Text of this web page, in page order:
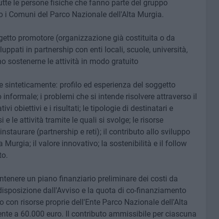
le persone fisiche che fanno parte del gruppo
i Comuni del Parco Nazionale dell'Alta Murgia.
promotore (organizzazione già costituita o da
in partnership con enti locali, scuole, università,
sostenerne le attività in modo gratuito
profilo ed esperienza del soggetto
i problemi che si intende risolvere attraverso il
obiettivi e i risultati; le tipologie di destinatari e
e le attività tramite le quali si svolge; le risorse
(partnership e reti); il contributo allo sviluppo
Murgia; il valore innovativo; la sostenibilità e il follow
un piano finanziario preliminare dei costi da
dall'Avviso e la quota di co-finanziamento
risorse proprie dell'Ente Parco Nazionale dell'Alta
a 60.000 euro. Il contributo ammissibile per ciascuna